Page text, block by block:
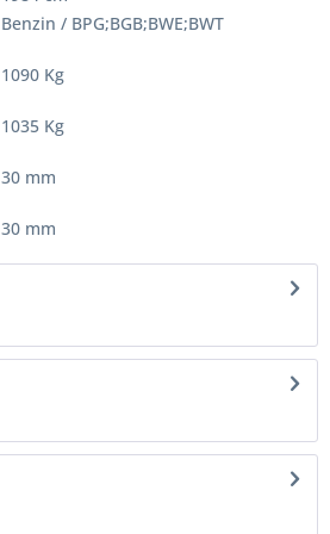
Benzin / BPG;BGB;BWE;BWT
1090 Kg
1035 Kg
30 mm
30 mm